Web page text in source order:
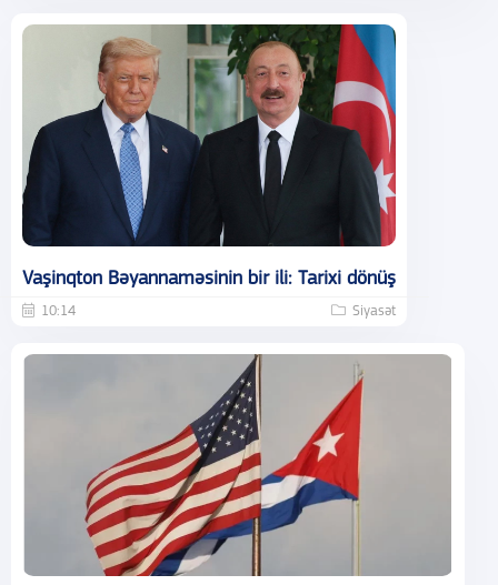
Vaşinqton Bəyannaməsinin bir ili: Tarixi dönüş
10:14 Siyasət